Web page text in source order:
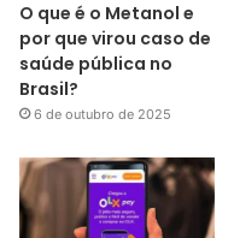
O que é o Metanol e
por que virou caso de
saúde pública no
Brasil?
6 de outubro de 2025